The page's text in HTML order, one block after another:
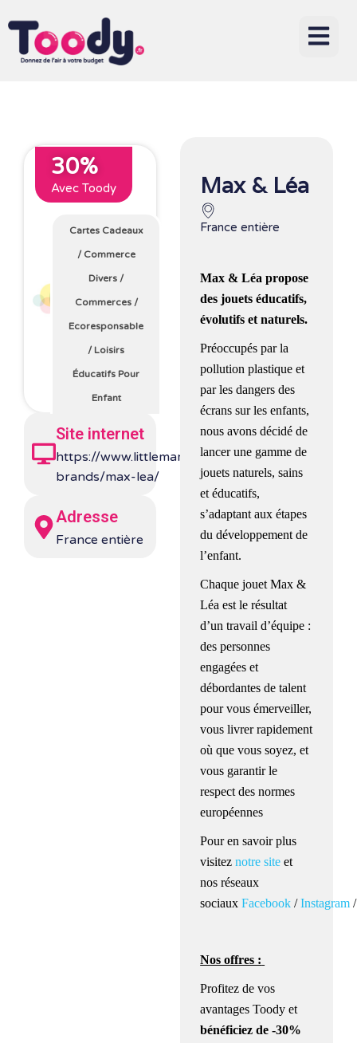
30%
Avec Toody
Cartes Cadeaux
/ Commerce
Divers /
Commerces/
Ecoresponsable
/Loisirs
Éducatifs Pour
Enfant
Site internet
https://www.littlemarmaille.fr/product-
brands/max-lea/
Adresse
France entière
Max & Léa
France entière
Max & Léapropose
des jouets éducatifs,
évolutifs et naturels.
Préoccupés par la
pollution plastique et
par les dangers des
écrans sur les enfants,
nous avons décidé de
lancer une gamme de
jouets naturels, sains
et éducatifs,
s’adaptant aux étapes
du développement de
l’enfant.
Chaque jouet Max &
Léa est le résultat
d’un travail d’équipe :
des personnes
engagées et
débordantes de talent
pour vous émerveiller,
vous livrer rapidement
où que vous soyez, et
vous garantir le
respect des normes
européennes
Pour en savoir plus
visiteznotre site et
nos réseaux
sociauxFacebook /Instagram
Nos offres :
Profitez de vos
avantages Toody et
bénéficiezde-30%